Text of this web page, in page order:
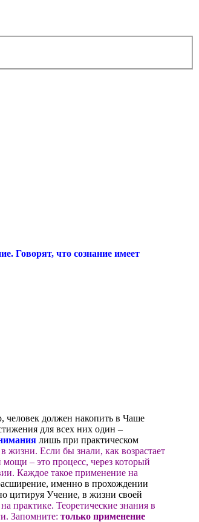
Говорят, что сознание имеет
должен накопить в Чаше
для всех них один –
лишь при практическом
Если бы знали, как возрастает
– это процесс, через который
Каждое такое применение на
именно в прохождении
цитируя Учение, в жизни своей
практике. Теоретические знания в
Запомните: только применение